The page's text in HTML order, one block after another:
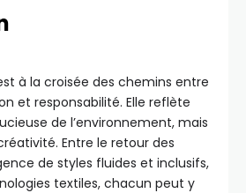
à la croisée des chemins entre
et responsabilité. Elle reflète
de l’environnement, mais
Entre le retour des
de styles fluides et inclusifs,
textiles, chacun peut y